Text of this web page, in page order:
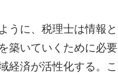
うに、税理士は情報と
築いていくために必要
経済が活性化する。こ